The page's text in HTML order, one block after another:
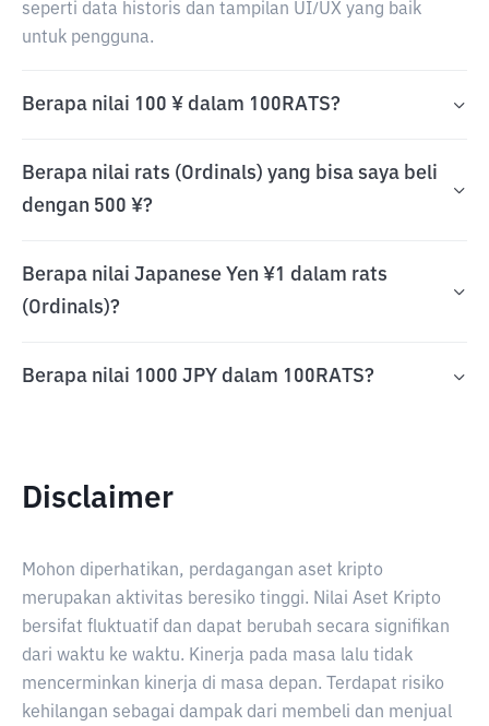
seperti data historis dan tampilan UI/UX yang baik
untuk pengguna.
Berapa nilai 100 ¥ dalam 100RATS?
Berapa nilai rats (Ordinals) yang bisa saya beli
dengan 500 ¥?
Berapa nilai Japanese Yen ¥1 dalam rats
(Ordinals)?
Berapa nilai 1000 JPY dalam 100RATS?
Disclaimer
Mohon diperhatikan, perdagangan aset kripto
merupakan aktivitas beresiko tinggi. Nilai Aset Kripto
bersifat fluktuatif dan dapat berubah secara signifikan
dari waktu ke waktu. Kinerja pada masa lalu tidak
mencerminkan kinerja di masa depan. Terdapat risiko
kehilangan sebagai dampak dari membeli dan menjual